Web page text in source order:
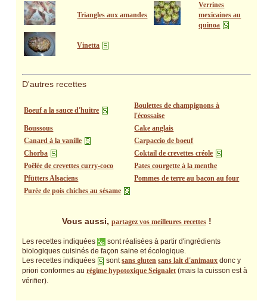
Triangles aux amandes
Verrines
mexicaines au
quinoa
Vinetta
D'autres recettes
Boeuf a la sauce d'huitre
Boulettes de champignons à
l'écossaise
Boussous
Cake anglais
Canard à la vanille
Carpaccio de boeuf
Chorba
Coktail de crevettes créole
Poêlée de crevettes curry-coco
Pates courgette à la menthe
Pfütters Alsaciens
Pommes de terre au bacon au four
Purée de pois chiches au sésame
Vous aussi, partagez vos meilleures recettes!
Les recettes indiquées
sont réalisées à partir d'ingrédients
biologiques cuisinés de façon saine et écologique.
Les recettes indiquées
sontsans gluten sans lait d'animaux donc y
priori conformes aurégime hypotoxique Seignalet (mais la cuisson est à
vérifier).